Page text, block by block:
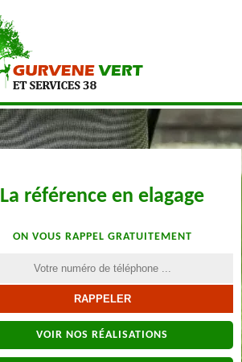
La référence en elagage
ON VOUS RAPPEL GRATUITEMENT
VOIR NOS RÉALISATIONS